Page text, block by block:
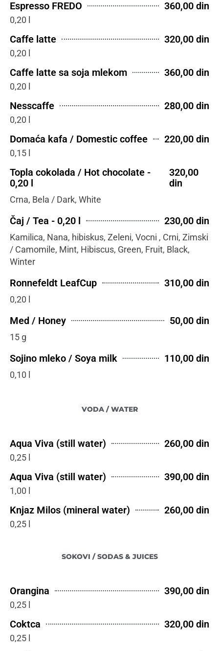
Espresso FREDO 360,00 din
0,20 l
Caffe latte 320,00 din
0,20 l
Caffe latte sa soja mlekom 360,00 din
0,20 l
Nesscaffe 280,00 din
0,20 l
Domaća kafa / Domestic coffee 220,00 din
0,15 l
Topla cokolada / Hot chocolate -
0,20 l
320,00
din
Crna, Bela / Dark, White
Čaj / Tea - 0,20 l 230,00 din
Kamilica, Nana, hibiskus, Zeleni, Vocni , Crni, Zimski
/ Camomile, Mint, Hibiscus, Green, Fruit, Black,
Winter
Ronnefeldt LeafCup 310,00 din
0,20 l
Med / Honey 50,00 din
15 g
Sojino mleko / Soya milk 110,00 din
0,10 l
VODA / WATER
Aqua Viva (still water) 260,00 din
0,25 l
Aqua Viva (still water) 390,00 din
1,00 l
Knjaz Milos (mineral water) 260,00 din
0,25 l
SOKOVI / SODAS & JUICES
Orangina 390,00 din
0,25 l
Coktca 320,00 din
0,25 l